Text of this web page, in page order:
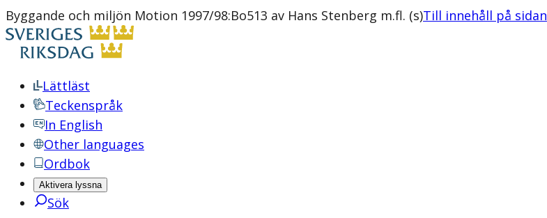
Byggande och miljön Motion 1997/98:Bo513 av Hans Stenberg m.fl. (s)Till innehåll på sidan
Lättläst
Teckenspråk
In English
Other languages
Ordbok
Aktivera lyssna
Sök